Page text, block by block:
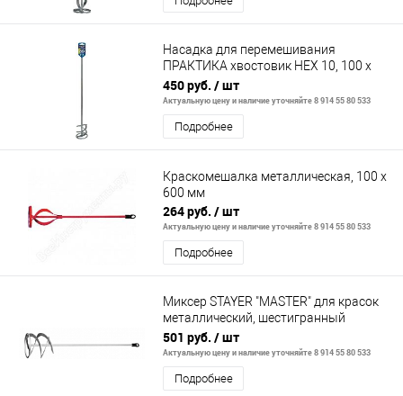
Насадка для перемешивания
ПРАКТИКА хвостовик НЕХ 10, 100 х
600
450 руб. / шт
Актуальную цену и наличие уточняйте 8 914 55 80 533
Подробнее
Краскомешалка металлическая, 100 х
600 мм
264 руб. / шт
Актуальную цену и наличие уточняйте 8 914 55 80 533
Подробнее
Миксер STAYER "MASTER" для красок
металлический, шестигранный
хвостовик, оцинкованный, 120х600мм
501 руб. / шт
Актуальную цену и наличие уточняйте 8 914 55 80 533
Подробнее